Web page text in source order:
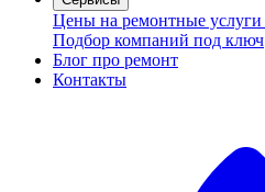
Цены на ремонтные услуги
Подбор компаний под ключ
Блог про ремонт
Контакты